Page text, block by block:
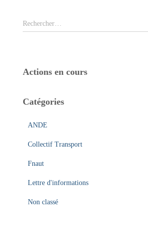
e
r
Rechercher…
Actions en cours
Catégories
ANDE
Collectif Transport
Fnaut
Lettre d'informations
Non classé